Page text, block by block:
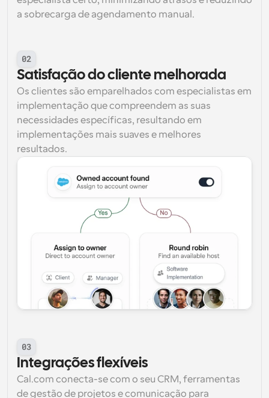
a sobrecarga de agendamento manual.
02
Satisfação do cliente melhorada
Os clientes são emparelhados com especialistas em
implementação que compreendem as suas
necessidades específicas, resultando em
implementações mais suaves e melhores
resultados.
03
Integrações flexíveis
Cal.com conecta-se com o seu CRM, ferramentas
de gestão de projetos e comunicação para